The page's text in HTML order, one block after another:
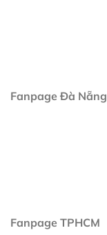
Fanpage Đà Nẵng
Fanpage TPHCM